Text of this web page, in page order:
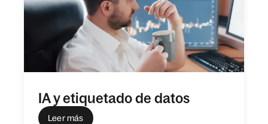
IA y etiquetado de datos
Leer más